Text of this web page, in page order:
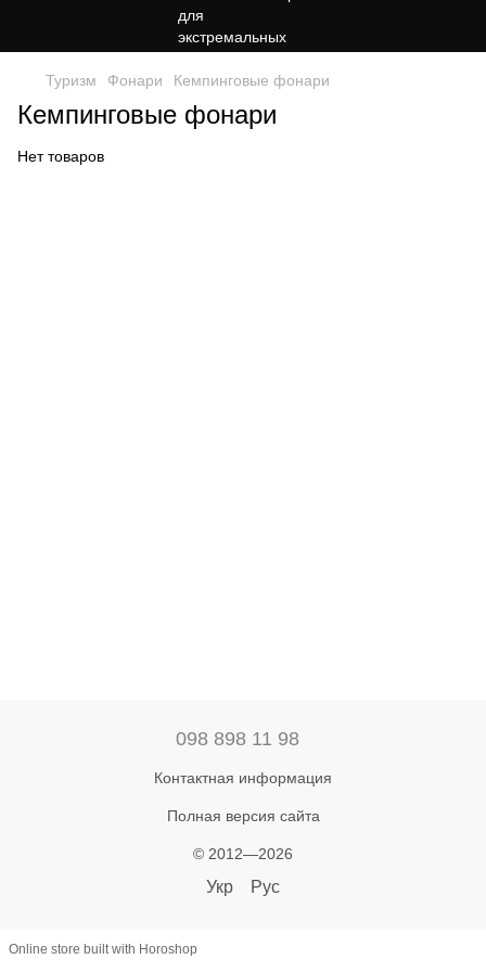
Туризм Фонари Кемпинговые фонари
Кемпинговые фонари
Нет товаров
098 898 11 98
Контактная информация
Полная версия сайта
© 2012—2026
Укр Рус
Online store built with Horoshop